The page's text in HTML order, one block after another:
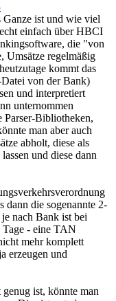
ist und wie viel
einfach über HBCI
die "von
Umsätze regelmäßig
kommt das
von der Bank)
und interpretiert
unternommen
Parser-Bibliotheken,
man aber auch
abholt, diese als
und diese dann
dann die sogenannte 2-
nach Bank ist bei
- eine TAN
mehr komplett
erzeugen und
ist, könnte man